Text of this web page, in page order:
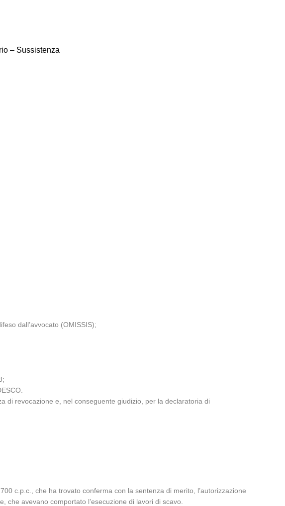
– Sussistenza
dall’avvocato (OMISSIS);
di revocazione e, nel conseguente giudizio, per la declaratoria di
c.p.c., che ha trovato conferma con la sentenza di merito, l’autorizzazione
che avevano comportato l’esecuzione di lavori di scavo.